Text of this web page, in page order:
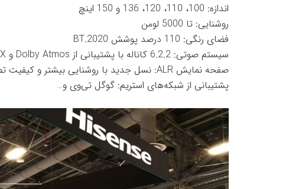
اندازه: 100، 110، 120، 136 و 150 اینچ
روشنایی: تا 5000 لومن
فضای رنگی: 110 درصد پوشش BT.2020
سیستم صوتی: 6.2.2 کاناله با پشتیبانی از Dolby Atmos و DTS VirtualX
صفحه نمایش ALR: نسل جدید با روشنایی بیشتر و کیفیت تصویر بهتر
پشتیبانی از شبکه‌های استریم: گوگل تی‌وی و…